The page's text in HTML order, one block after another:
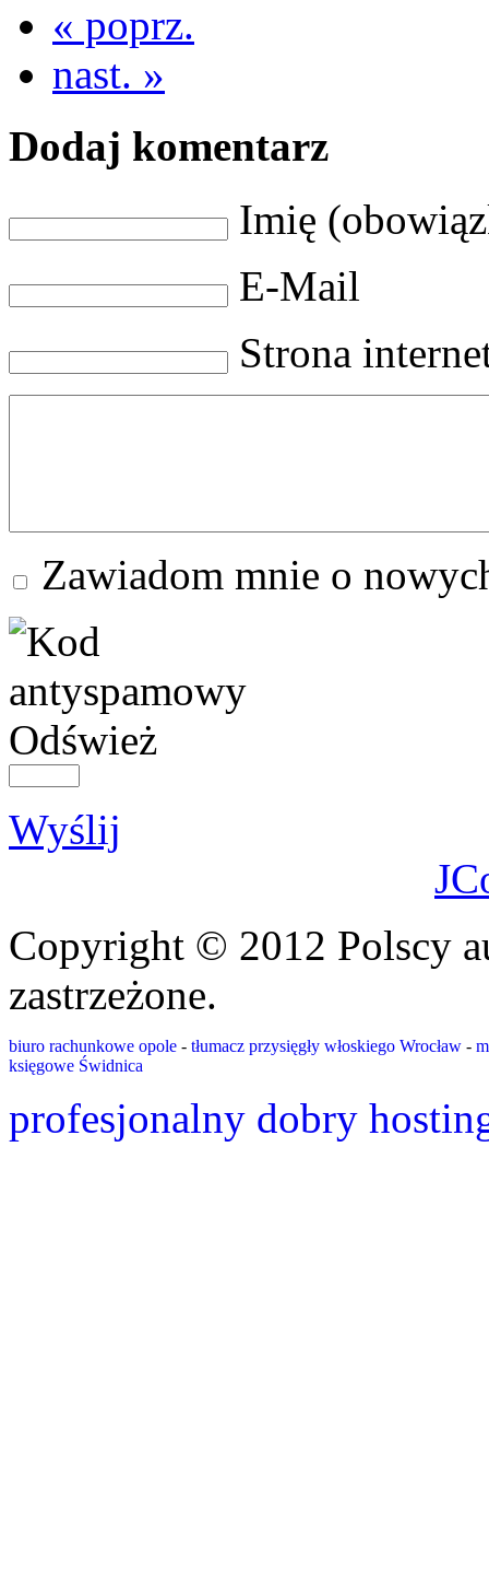
« poprz.
nast. »
Dodaj komentarz
Imię
E-Mail
Strona
Zawiadom mnie o
Odśwież
Wyślij
Copyright © 2012 Polscy
zastrzeżone.
biuro rachunkowe opole - tłumacz przysięgły włoskiego Wrocław -
księgowe Świdnica
profesjonalny dobry